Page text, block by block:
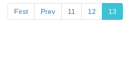
First Prev 11 12 13